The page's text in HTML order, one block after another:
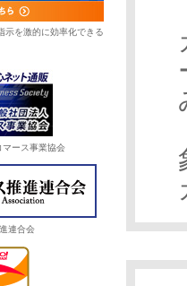
示を激的に効率化できる
ース事業協会
連合会